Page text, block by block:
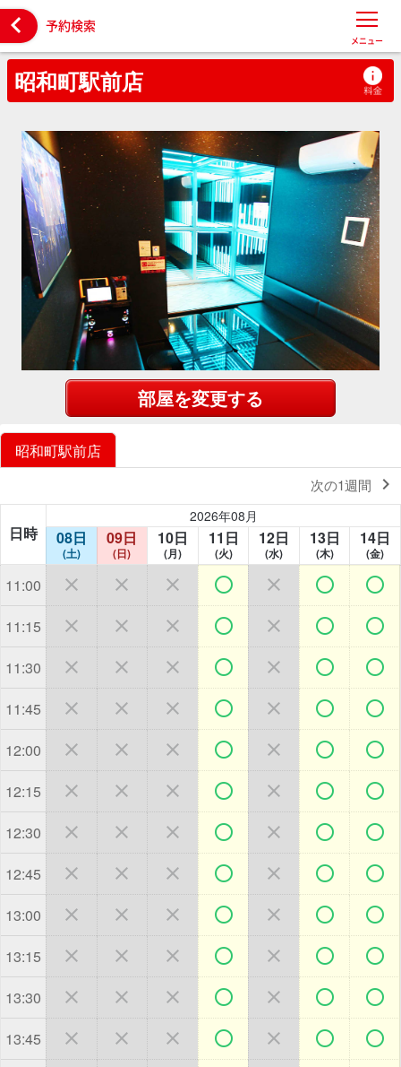
 予約検索
メニュー
昭和町駅前店
部屋を変更する
昭和町駅前店
次の1週間 
日時
2026年08月
08日
(土)
09日
(日)
10日
(月)
11日
(火)
12日
(水)
13日
(木)
14日
(金)
11:00       
11:15       
11:30       
11:45       
12:00       
12:15       
12:30       
12:45       
13:00       
13:15       
13:30       
13:45       